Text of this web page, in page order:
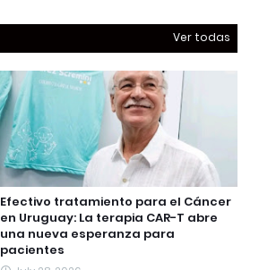
Ver todas
Efectivo tratamiento para el Cáncer
en Uruguay: La terapia CAR-T abre
una nueva esperanza para
pacientes